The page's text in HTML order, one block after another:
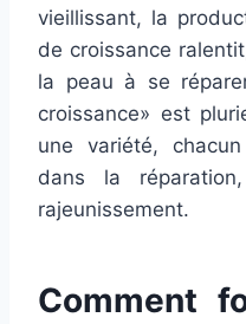
vieillissant, la
de croissance
la peau à se
croissance» est
une variété,
dans la
rajeunissement.
Comment